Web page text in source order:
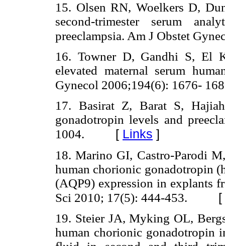
15. Olsen RN, Woelkers D,
second-trimester serum
preeclampsia. Am J Obstet
16. Towner D, Gandhi S, El
elevated maternal serum
Gynecol 2006;194(6): 1676-
17. Basirat Z, Barat S,
gonadotropin levels and
1004.
[ Links ]
18. Marino GI, Castro-Parodi
human chorionic gonadotropin
(AQP9) expression in explants
Sci 2010; 17(5): 444-453.
[
19. Steier JA, Myking OL,
human chorionic gonadotropin